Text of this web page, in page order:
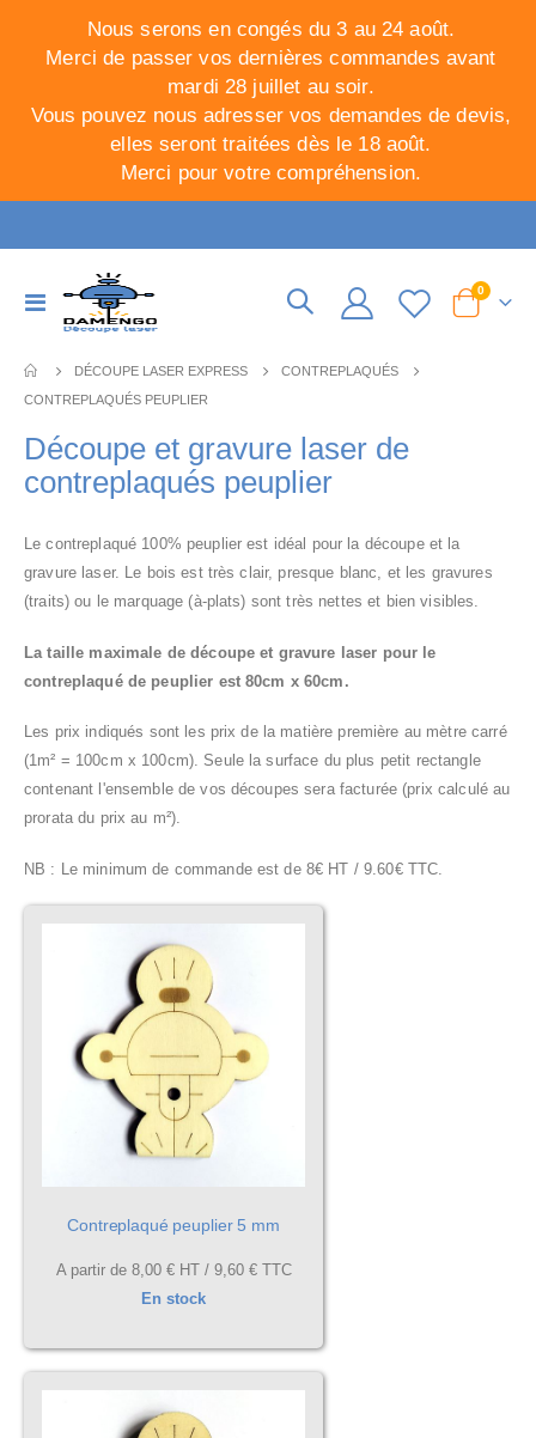
Nous serons en congés du 3 au 24 août.
Merci de passer vos dernières commandes avant
mardi 28 juillet au soir.
Vous pouvez nous adresser vos demandes de devis,
elles seront traitées dès le 18 août.
Merci pour votre compréhension.
Basculer
Cart
0articles
DÉCOUPE LASER EXPRESS CONTREPLAQUÉS
CONTREPLAQUÉS PEUPLIER
Découpe et gravure laser de
contreplaqués peuplier
Le contreplaqué 100% peuplier est idéal pour la découpe et la
gravure laser. Le bois est très clair, presque blanc, et les gravures
(traits) ou le marquage (à-plats) sont très nettes et bien visibles.
La taille maximale de découpe et gravure laser pour le
contreplaqué de peuplier est 80cm x 60cm.
Les prix indiqués sont les prix de la matière première au mètre carré
(1m² = 100cm x 100cm). Seule la surface du plus petit rectangle
contenant l'ensemble de vos découpes sera facturée (prix calculé au
prorata du prix au m²).
NB : Le minimum de commande est de 8€ HT / 9.60€ TTC.
Contreplaqué peuplier 5 mm
A partir de 8,00 €HT / 9,60 €TTC
En stock